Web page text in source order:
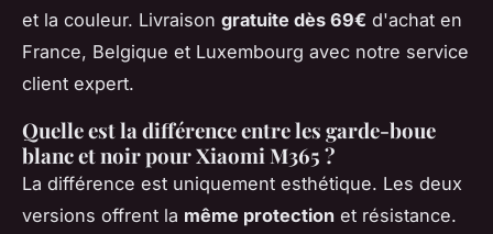
et la couleur. Livraison gratuite dès 69€ d'achat en
France, Belgique et Luxembourg avec notre service
client expert.
Quelle est la différence entre les garde-boue
blanc et noir pour Xiaomi M365 ?
La différence est uniquement esthétique. Les deux
versions offrent la même protection et résistance.